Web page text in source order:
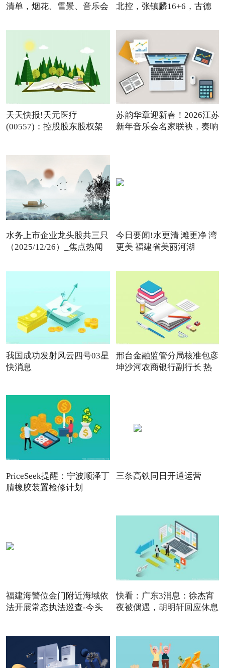
清单，烟花、雪景、音乐会
北控，张镇麟16+6，古德
天天快报!天元医疗
(00557)：控股股东股权架
苏韵华章迎新春！2026江苏
新年音乐会名家联袂，奏响
水务上市企业龙头股共三只
（2025/12/26）_焦点热闻
今日要闻!水更清 滩更净 湾
更美 福建省美丽河湖
我国成功发射风云四号03星
快消息
邢台金融监管分局核准包彦
坤沙河农商银行副行长 热
PriceSeek提醒：宁波顺泽丁
腈橡胶装置检修计划
三条高铁同日开通运营
福建海警位金门附近海域依
法开展常态执法巡查-今头
快看：广东3消息：徐杰宵
夜被偶遇，胡明轩回应休息